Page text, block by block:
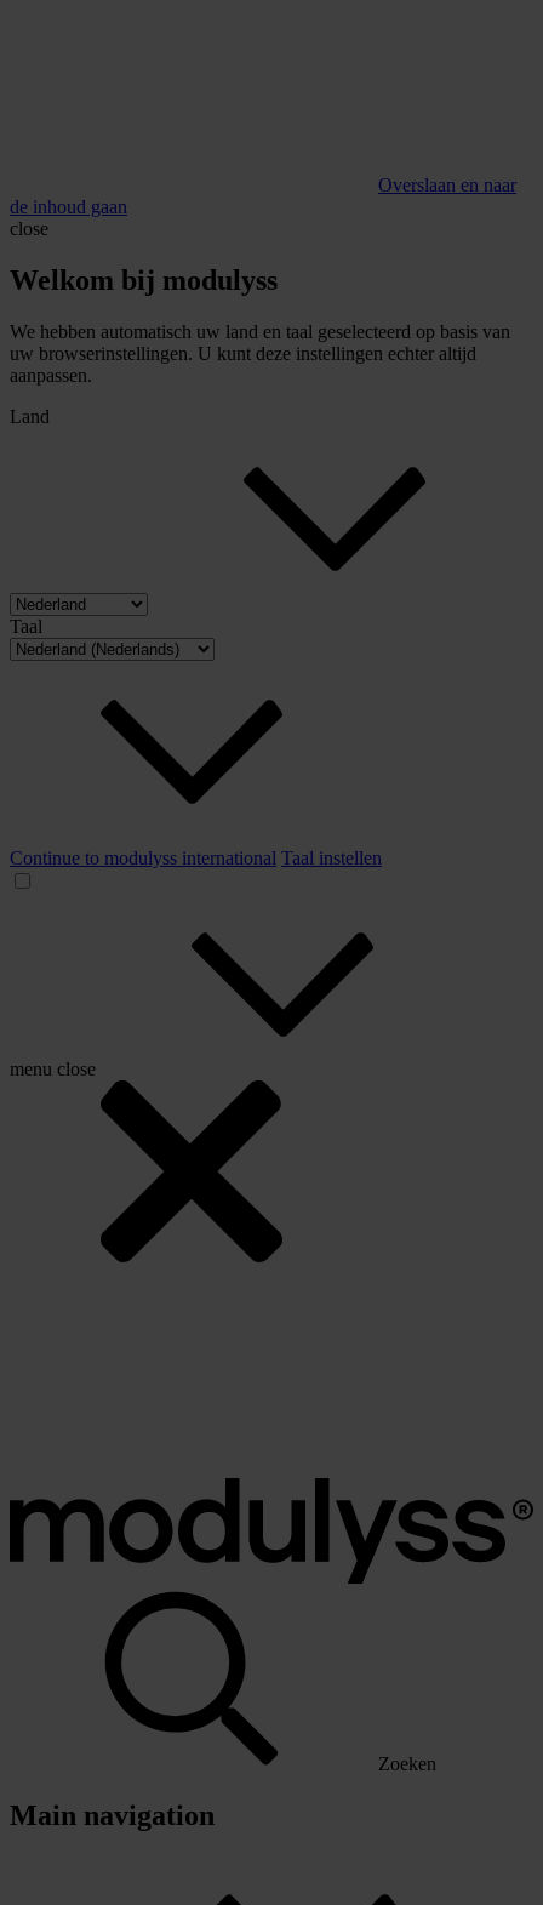
Overslaan en naar
de inhoud gaan
close
Welkom bij modulyss
We hebben automatisch uw land en taal geselecteerd op basis van
uw browserinstellingen. U kunt deze instellingen echter altijd
aanpassen.
Land
Taal
Continue to modulyss international Taal instellen
menu close
Zoeken
Main navigation